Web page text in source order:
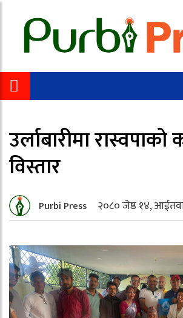
उर्लाबारीमा रास्वपाको
विस्तार
Purbi Press २०८० जेष्ठ १४,